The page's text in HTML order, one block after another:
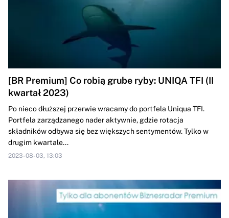
[BR Premium] Co robią grube ryby: UNIQA TFI (II
kwartał 2023)
Po nieco dłuższej przerwie wracamy do portfela Uniqua TFI.
Portfela zarządzanego nader aktywnie, gdzie rotacja
składników odbywa się bez większych sentymentów. Tylko w
drugim kwartale...
2023-08-03, 13:03